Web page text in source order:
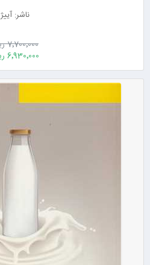
ناشر: آییژ
7٬700٬000 ریال
6٬930٬000 ریال